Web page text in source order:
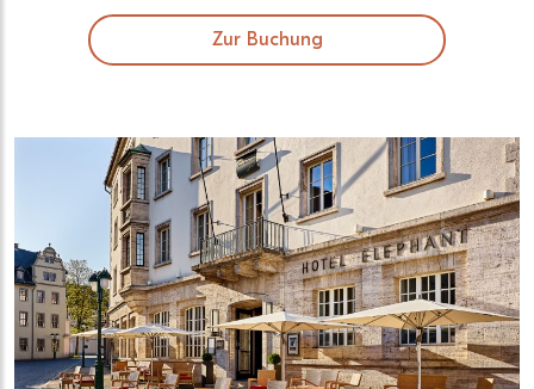
Zur Buchung